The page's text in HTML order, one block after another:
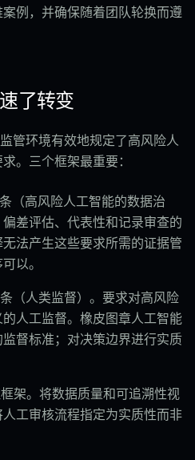
例，并确保随着团队轮换而遵
了转变
管环境有效地规定了高风险人
。三个框架最重要：
（高风险人工智能的数据治
差评估、代表性和记录审查的
法产生这些要求所需的证据管
以。
（人类监督）。要求对高风险
人工监督。橡皮图章人工智能
督标准；对决策边界进行实质
架。将数据质量和可追溯性视
工审核流程指定为实质性而非